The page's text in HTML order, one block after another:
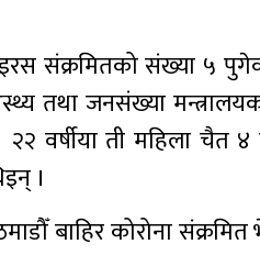
संक्रमितको संख्या ५
तथा जनसंख्या
वर्षीया ती महिला
।
बाहिर कोरोना